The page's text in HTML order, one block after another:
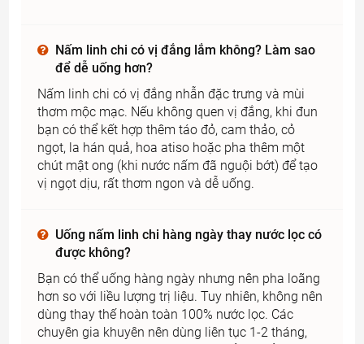
Nấm linh chi có vị đắng lắm không? Làm sao
để dễ uống hơn?
Nấm linh chi có vị đắng nhẫn đặc trưng và mùi
thơm mộc mạc. Nếu không quen vị đắng, khi đun
bạn có thể kết hợp thêm táo đỏ, cam thảo, cỏ
ngọt, la hán quả, hoa atiso hoặc pha thêm một
chút mật ong (khi nước nấm đã nguội bớt) để tạo
vị ngọt dịu, rất thơm ngon và dễ uống.
Uống nấm linh chi hàng ngày thay nước lọc có
được không?
Bạn có thể uống hàng ngày nhưng nên pha loãng
hơn so với liều lượng trị liệu. Tuy nhiên, không nên
dùng thay thế hoàn toàn 100% nước lọc. Các
chuyên gia khuyên nên dùng liên tục 1-2 tháng,